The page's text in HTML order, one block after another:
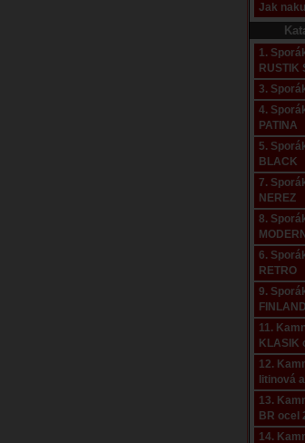
Jak
1.
RUSTIK
3.
4.
PATINA
5.
BLACK
7.
NEREZ
8.
MODERN
6.
RETRO
9.
FINLAND
11.
KLASIK
12.
litinová
13.
BR ocel
14.